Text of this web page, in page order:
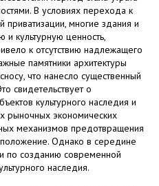
В условиях перехода к
многие здания и
культурную ценность,
к отсутствию надлежащего
памятники архитектуры
что нанесло существенный
свидетельствует о
культурного наследия и
рыночных экономических
механизмов предотвращения
положение. Однако в середине
по созданию современной
наследия.